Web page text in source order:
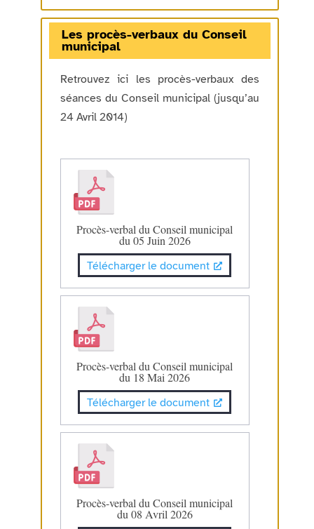
Les procès-verbaux du Conseil
municipal
Retrouvez ici les procès-verbaux des
séances du Conseil municipal (jusqu’au
24 Avril 2014)
Procès-verbal du Conseil municipal
du 05 Juin 2026
Télécharger le document
Procès-verbal du Conseil municipal
du 18 Mai 2026
Télécharger le document
Procès-verbal du Conseil municipal
du 08 Avril 2026